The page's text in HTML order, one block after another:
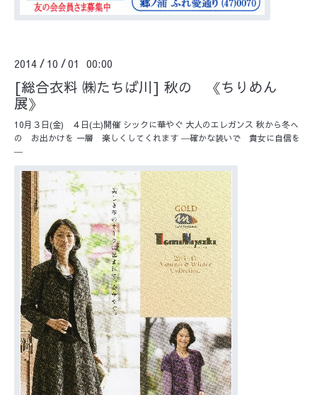
2014 / 10 /01 00:00
[総合衣料 ㈱たちば川] 秋の 《ちりめん
展》
10月３日(金) ４日(土)開催 シックに華やぐ 大人のエレガンス 秋から冬へ
の お出かけを 一層 楽しくしてくれます ―確かな装いで 貴女に自信を
―